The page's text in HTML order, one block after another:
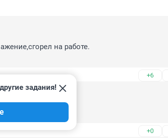
на работе.
+6
+0
задания!